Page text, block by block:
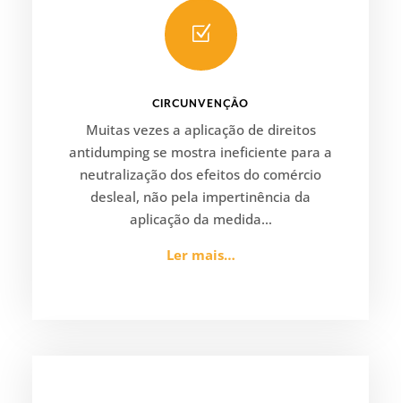
Z
CIRCUNVENÇÃO
Muitas vezes a aplicação de direitos
antidumping se mostra ineficiente para a
neutralização dos efeitos do comércio
desleal, não pela impertinência da
aplicação da medida…
Ler mais…